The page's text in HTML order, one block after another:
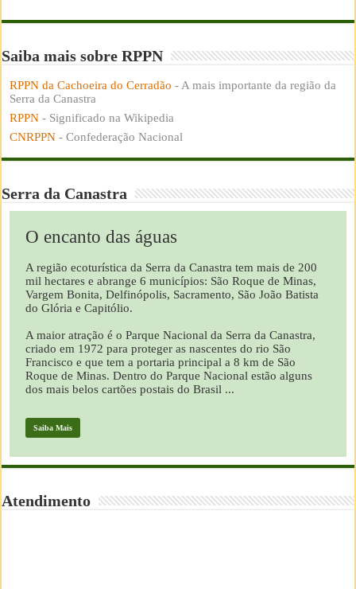
Saiba mais sobre RPPN
RPPN da Cachoeira do Cerradão - A mais importante da região da
Serra da Canastra
RPPN - Significado na Wikipedia
CNRPPN - Confederação Nacional
Serra da Canastra
O encanto das águas
A região ecoturística da Serra da Canastra tem mais de 200
mil hectares e abrange 6 municípios: São Roque de Minas,
Vargem Bonita, Delfinópolis, Sacramento, São João Batista
do Glória e Capitólio.
A maior atração é o Parque Nacional da Serra da Canastra,
criado em 1972 para proteger as nascentes do rio São
Francisco e que tem a portaria principal a 8 km de São
Roque de Minas. Dentro do Parque Nacional estão alguns
dos mais belos cartões postais do Brasil ...
Saiba Mais
Atendimento